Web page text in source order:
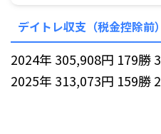
デイトレ収支（税金控除前）
2024年 305,908円 179勝
2025年 313,073円 159勝